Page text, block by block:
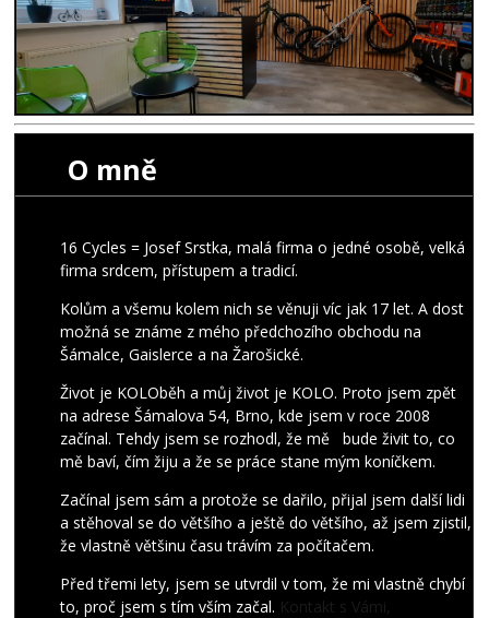
O mně
16 Cycles = Josef Srstka, malá firma o jedné osobě, velká
firma srdcem, přístupem a tradicí.
Kolům a všemu kolem nich se věnuji víc jak 17 let. A dost
možná se známe z mého předchozího obchodu na
Šámalce, Gaislerce a na Žarošické.
Život je KOLOběh a můj život je KOLO. Proto jsem zpět
na adrese Šámalova 54, Brno, kde jsem v roce 2008
začínal. Tehdy jsem se rozhodl, že mě bude živit to, co
mě baví, čím žiju a že se práce stane mým koníčkem.
Začínal jsem sám a protože se dařilo, přijal jsem další lidi
a stěhoval se do většího a ještě do většího, až jsem zjistil,
že vlastně většinu času trávím za počítačem.
Před třemi lety, jsem se utvrdil v tom, že mi vlastně chybí
to, proč jsem s tím vším začal. Kontakt s Vámi,